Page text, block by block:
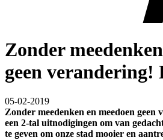
Zonder
geen verandering!
05-02-2019
Zonder meedenken en meedoen geen
een 2-tal uitnodigingen om van
te geven om onze stad mooier en